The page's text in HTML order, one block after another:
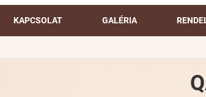
KAPCSOLAT GALÉRIA